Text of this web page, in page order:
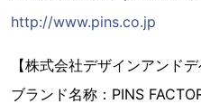
http://www.pins.co.jp
【株式会社デザインアンド
ブランド名称：PINS